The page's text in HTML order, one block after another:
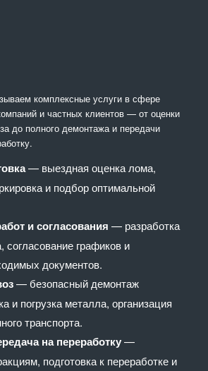
комплексные услуги в сфере
и частных клиентов — от оценки
до полного демонтажа и передачи
— выездная оценка лома,
и подбор оптимальной
и согласования — разработка
согласование графиков и
документов.
— безопасный демонтаж
и погрузка металла, организация
транспорта.
на переработку—
подготовка к переработке и